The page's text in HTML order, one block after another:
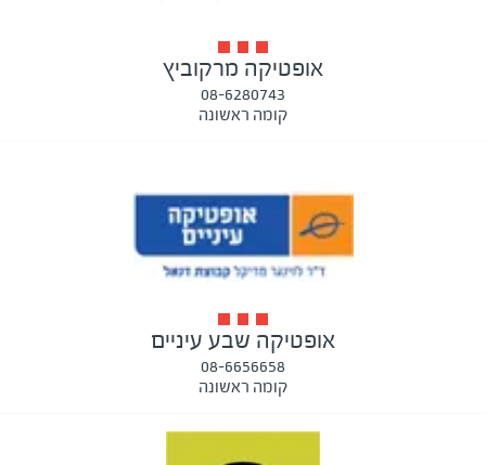
אופטיקה מרקוביץ
08-6280743
קומה ראשונה
אופטיקה שבע עיניים
08-6656658
קומה ראשונה